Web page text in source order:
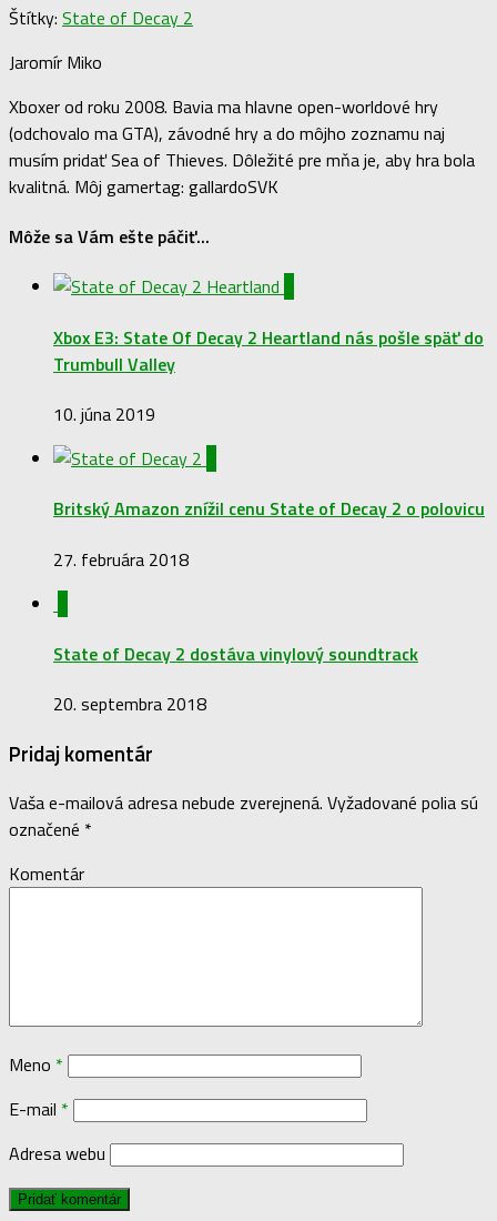
Štítky: State of Decay 2
Jaromír Miko
Xboxer od roku 2008. Bavia ma hlavne open-worldové hry
(odchovalo ma GTA), závodné hry a do môjho zoznamu naj
musím pridať Sea of Thieves. Dôležité pre mňa je, aby hra bola
kvalitná. Môj gamertag: gallardoSVK
Môže sa Vám ešte páčiť...
Xbox E3: State Of Decay 2 Heartland nás pošle späť do
Trumbull Valley
10. júna 2019
Britský Amazon znížil cenu State of Decay 2 o polovicu
27. februára 2018
State of Decay 2 dostáva vinylový soundtrack
20. septembra 2018
Pridaj komentár
Vaša e-mailová adresa nebude zverejnená. Vyžadované polia sú
označené *
Komentár
Meno *
E-mail *
Adresa webu